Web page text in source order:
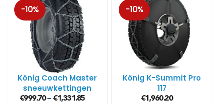
-10%
König Coach Master
sneeuwkettingen
voor tourbussen (6
€999.70– €1,331.85
-10%
König K-Summit Pro
117
€1,960.20